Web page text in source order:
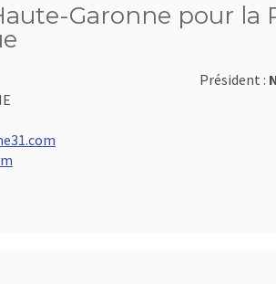
Garonne pour la
Président :